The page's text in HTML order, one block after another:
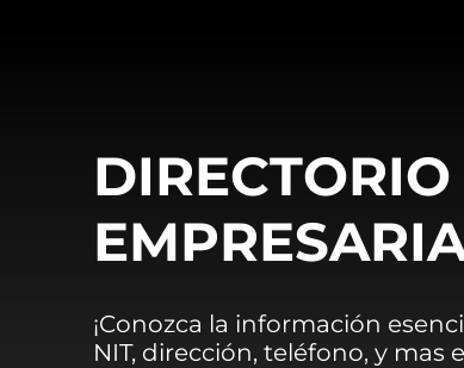
¡Conozca la información
NIT, dirección, teléfono, y mas